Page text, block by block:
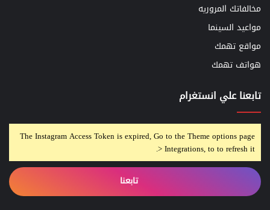
مخالفاتك المروريه
مواعيد السينما
مواقع تهمك
هواتف تهمك
تابعنا علي انستغرام
The Instagram Access Token is expired, Go to the Theme options page
> Integrations, to to refresh it.
تابعنا